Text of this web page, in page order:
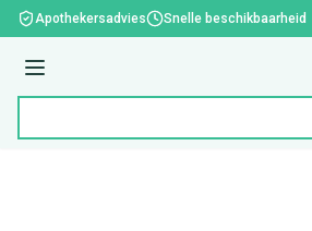
Ga naar de inhoud
Apothekersadvies Snelle beschikbaarheid
Menu